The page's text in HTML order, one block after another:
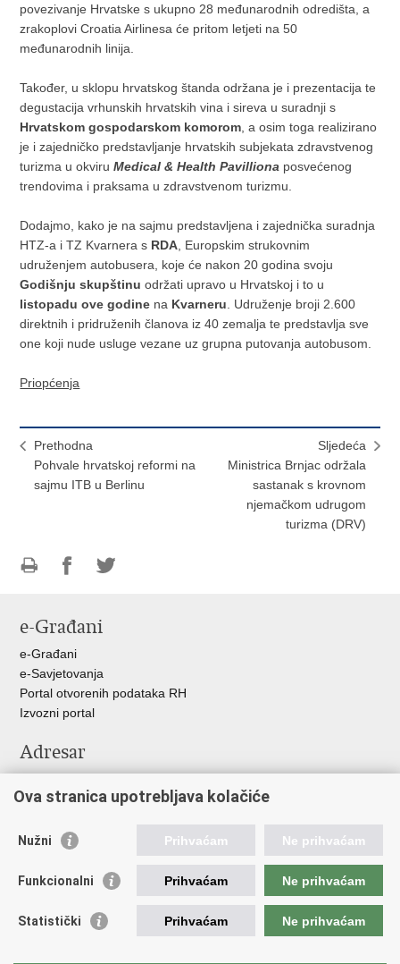
povezivanje Hrvatske s ukupno 28 međunarodnih odredišta, a
zrakoplovi Croatia Airlinesa će pritom letjeti na 50
međunarodnih linija.
Također, u sklopu hrvatskog štanda održana je i prezentacija te
degustacija vrhunskih hrvatskih vina i sireva u suradnji s
Hrvatskom gospodarskom komorom , a osim toga realizirano
je i zajedničko predstavljanje hrvatskih subjekata zdravstvenog
turizma u okviruMedical & Health Pavilliona posvećenog
trendovima i praksama u zdravstvenom turizmu.
Dodajmo, kako je na sajmu predstavljena i zajednička suradnja
HTZ-a i TZ Kvarnera s RDA , Europskim strukovnim
udruženjem autobusera, koje će nakon 20 godina svoju
Godišnju skupštinu održati upravo u Hrvatskoj i to u
listopadu ove godine na Kvarneru . Udruženje broji 2.600
direktnih i pridruženih članova iz 40 zemalja te predstavlja sve
one koji nude usluge vezane uz grupna putovanja autobusom.
Priopćenja
Prethodna
Pohvale hrvatskoj reformi na
sajmu ITB u Berlinu
Sljedeća
Ministrica Brnjac održala
sastanak s krovnom
njemačkom udrugom
turizma (DRV)
FacebookuTwitteru
e-Građani
e-Građani
e-Savjetovanja
Portal otvorenih podataka RH
Izvozni portal
Adresar
Adresar tijela javne vlasti
Korisne poveznice
Vlada RH
Predsjednik RH
Ova stranica upotrebljava kolačiće
Nužni Prihvaćam Ne prihvaćam
Funkcionalni Prihvaćam Ne prihvaćam
Statistički Prihvaćam Ne prihvaćam